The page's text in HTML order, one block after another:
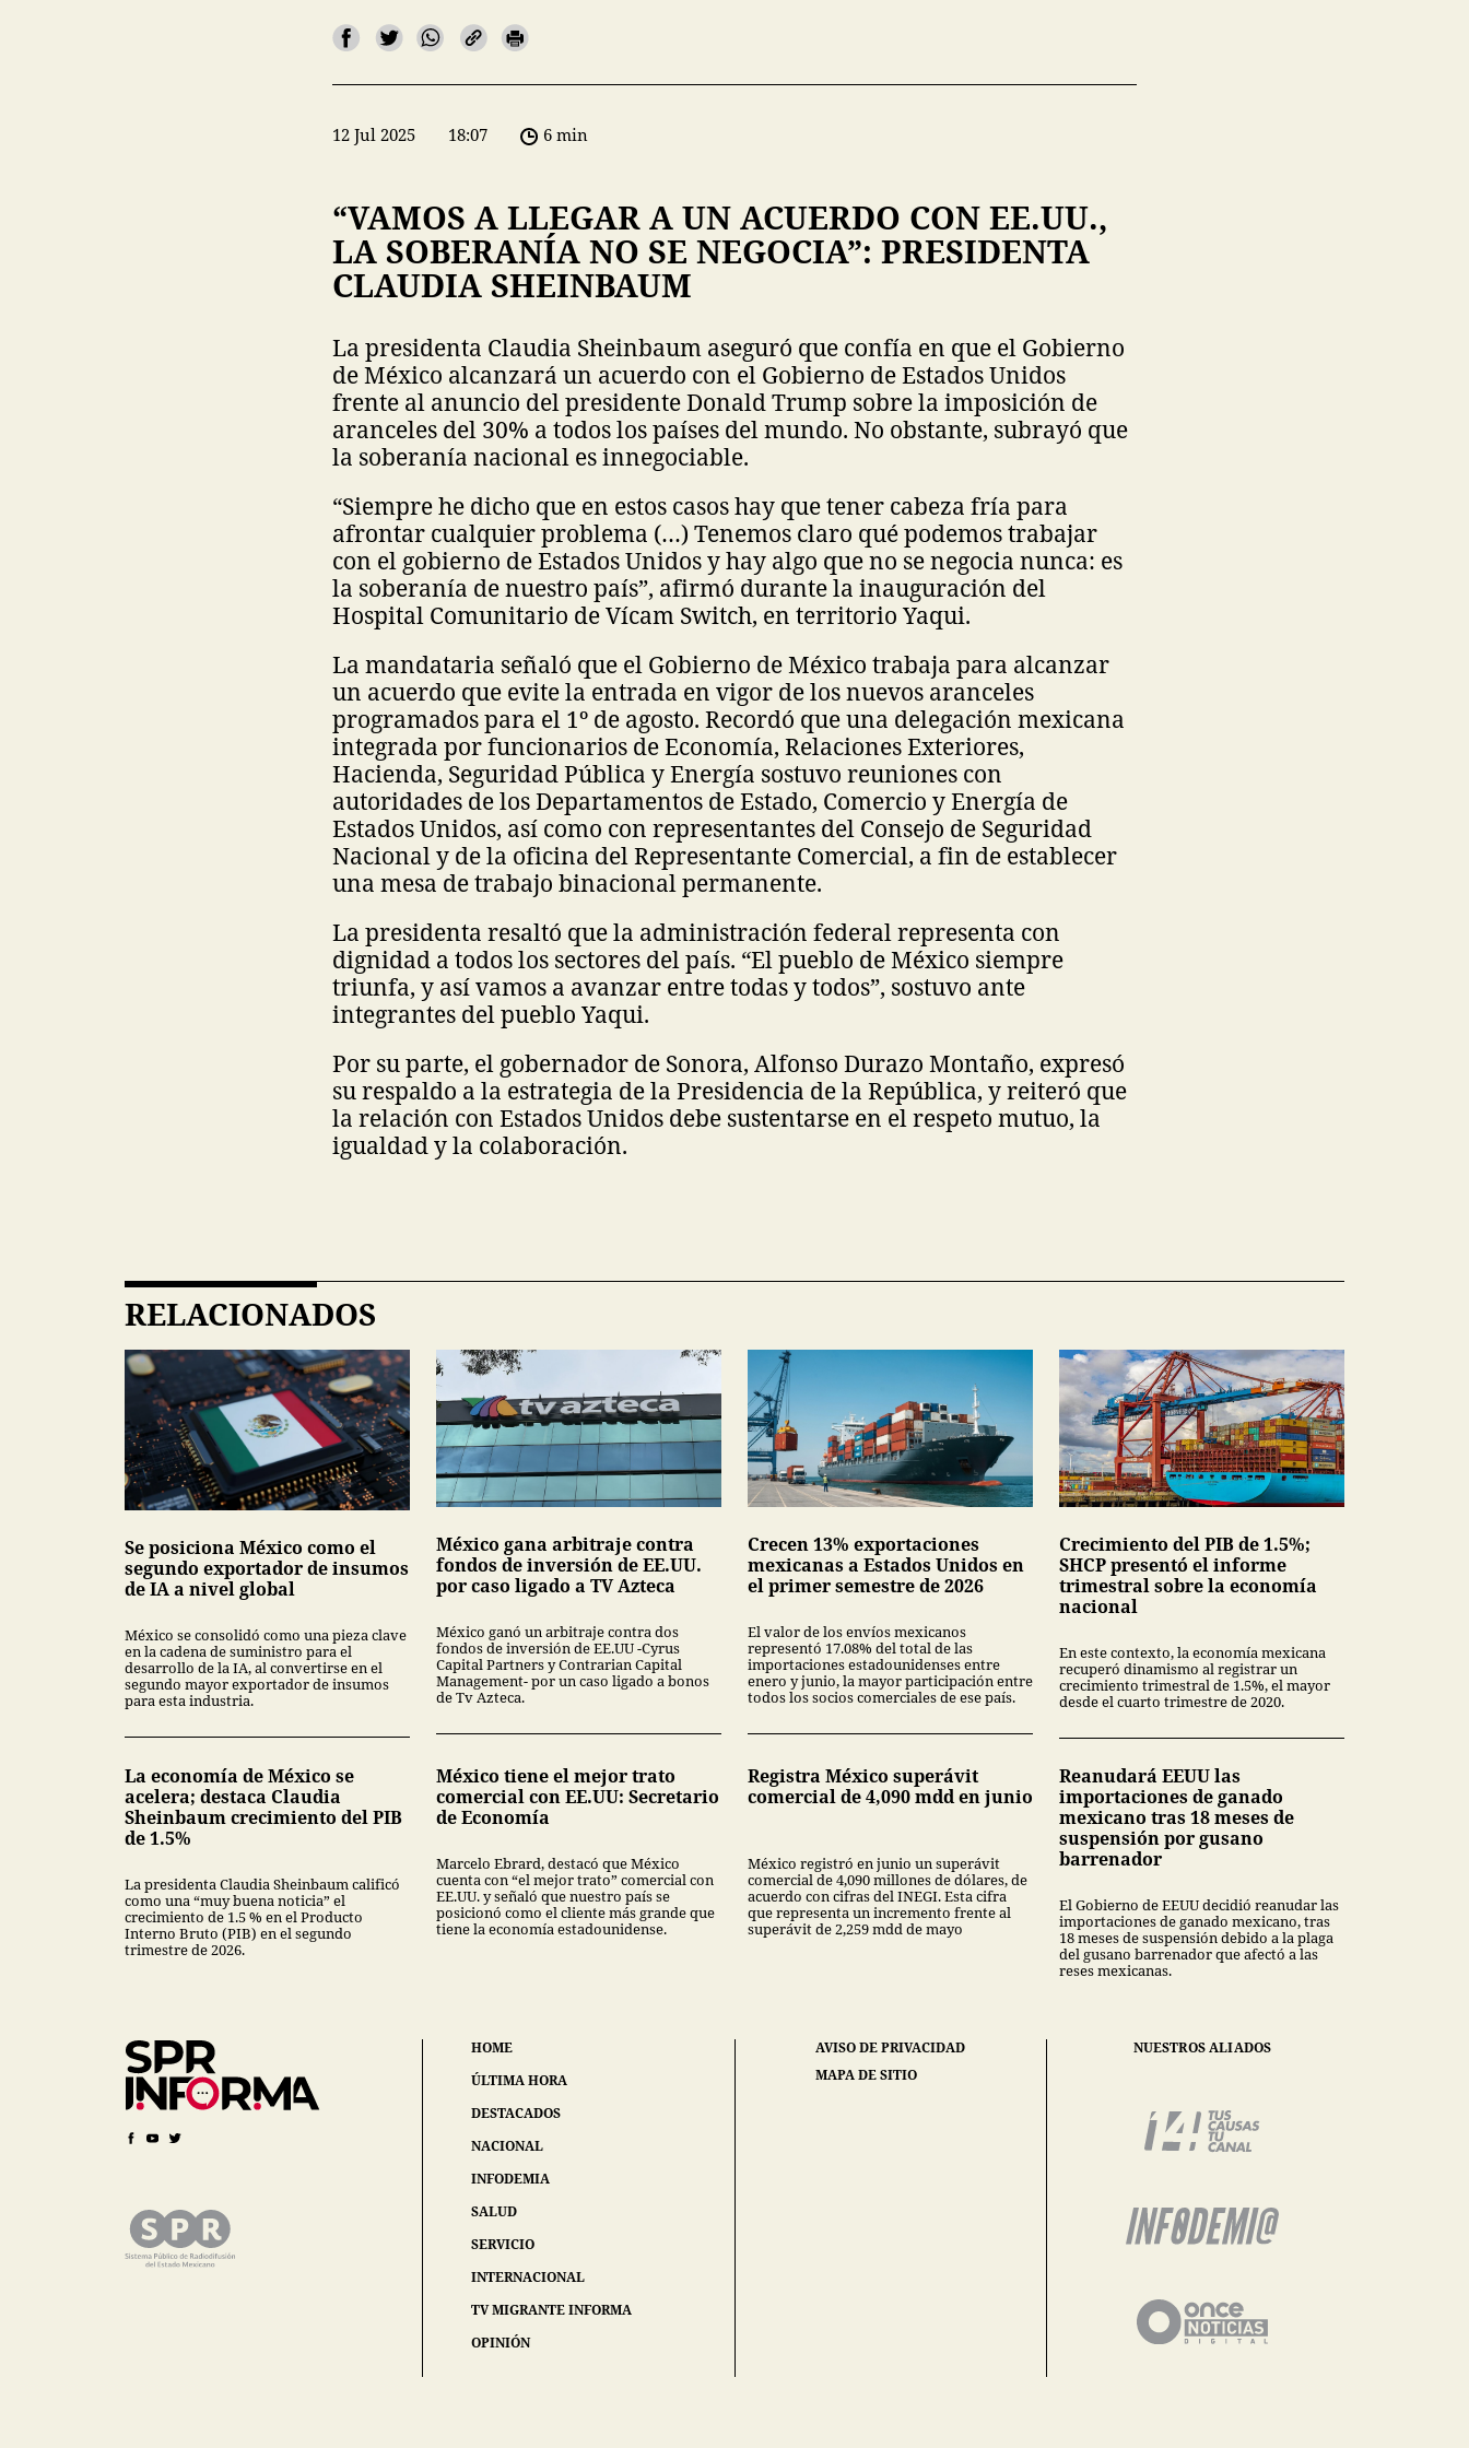
12 Jul 2025 18:07 6 min
“VAMOS A LLEGAR A UN ACUERDO CON EE.UU.,
LA SOBERANÍA NO SE NEGOCIA”: PRESIDENTA
CLAUDIA SHEINBAUM
La presidenta Claudia Sheinbaum aseguró que confía en que el Gobierno
de México alcanzará un acuerdo con el Gobierno de Estados Unidos
frente al anuncio del presidente Donald Trump sobre la imposición de
aranceles del 30% a todos los países del mundo. No obstante, subrayó que
la soberanía nacional es innegociable.
“Siempre he dicho que en estos casos hay que tener cabeza fría para
afrontar cualquier problema (…) Tenemos claro qué podemos trabajar
con el gobierno de Estados Unidos y hay algo que no se negocia nunca: es
la soberanía de nuestro país”, afirmó durante la inauguración del
Hospital Comunitario de Vícam Switch, en territorio Yaqui.
La mandataria señaló que el Gobierno de México trabaja para alcanzar
un acuerdo que evite la entrada en vigor de los nuevos aranceles
programados para el 1º de agosto. Recordó que una delegación mexicana
integrada por funcionarios de Economía, Relaciones Exteriores,
Hacienda, Seguridad Pública y Energía sostuvo reuniones con
autoridades de los Departamentos de Estado, Comercio y Energía de
Estados Unidos, así como con representantes del Consejo de Seguridad
Nacional y de la oficina del Representante Comercial, a fin de establecer
una mesa de trabajo binacional permanente.
La presidenta resaltó que la administración federal representa con
dignidad a todos los sectores del país. “El pueblo de México siempre
triunfa, y así vamos a avanzar entre todas y todos”, sostuvo ante
integrantes del pueblo Yaqui.
Por su parte, el gobernador de Sonora, Alfonso Durazo Montaño, expresó
su respaldo a la estrategia de la Presidencia de la República, y reiteró que
la relación con Estados Unidos debe sustentarse en el respeto mutuo, la
igualdad y la colaboración.
RELACIONADOS
Se posiciona México como el
segundo exportador de insumos
de IA a nivel global
México se consolidó como una pieza clave
en la cadena de suministro para el
desarrollo de la IA, al convertirse en el
segundo mayor exportador de insumos
para esta industria.
México gana arbitraje contra
fondos de inversión de EE.UU.
por caso ligado a TV Azteca
México ganó un arbitraje contra dos
fondos de inversión de EE.UU -Cyrus
Capital Partners y Contrarian Capital
Management- por un caso ligado a bonos
de Tv Azteca.
Crecen 13% exportaciones
mexicanas a Estados Unidos en
el primer semestre de 2026
El valor de los envíos mexicanos
representó 17.08% del total de las
importaciones estadounidenses entre
enero y junio, la mayor participación entre
todos los socios comerciales de ese país.
Crecimiento del PIB de 1.5%;
SHCP presentó el informe
trimestral sobre la economía
nacional
En este contexto, la economía mexicana
recuperó dinamismo al registrar un
crecimiento trimestral de 1.5%, el mayor
desde el cuarto trimestre de 2020.
La economía de México se
acelera; destaca Claudia
Sheinbaum crecimiento del PIB
de 1.5%
La presidenta Claudia Sheinbaum calificó
como una “muy buena noticia” el
crecimiento de 1.5 % en el Producto
Interno Bruto (PIB) en el segundo
trimestre de 2026.
México tiene el mejor trato
comercial con EE.UU: Secretario
de Economía
Marcelo Ebrard, destacó que México
cuenta con “el mejor trato” comercial con
EE.UU. y señaló que nuestro país se
posicionó como el cliente más grande que
tiene la economía estadounidense.
Registra México superávit
comercial de 4,090 mdd en junio
México registró en junio un superávit
comercial de 4,090 millones de dólares, de
acuerdo con cifras del INEGI. Esta cifra
que representa un incremento frente al
superávit de 2,259 mdd de mayo
Reanudará EEUU las
importaciones de ganado
mexicano tras 18 meses de
suspensión por gusano
barrenador
El Gobierno de EEUU decidió reanudar las
importaciones de ganado mexicano, tras
18 meses de suspensión debido a la plaga
del gusano barrenador que afectó a las
reses mexicanas.
HOME
ÚLTIMA HORA
DESTACADOS
NACIONAL
INFODEMIA
SALUD
SERVICIO
INTERNACIONAL
TV MIGRANTE INFORMA
OPINIÓN
AVISO DE PRIVACIDAD
MAPA DE SITIO
NUESTROS ALIADOS